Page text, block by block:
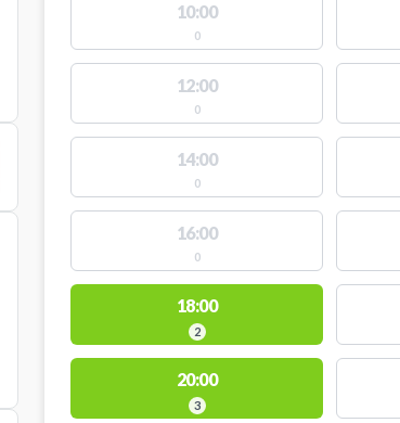
10:00
0
12:00
0
14:00
0
16:00
0
18:00
2
20:00
3